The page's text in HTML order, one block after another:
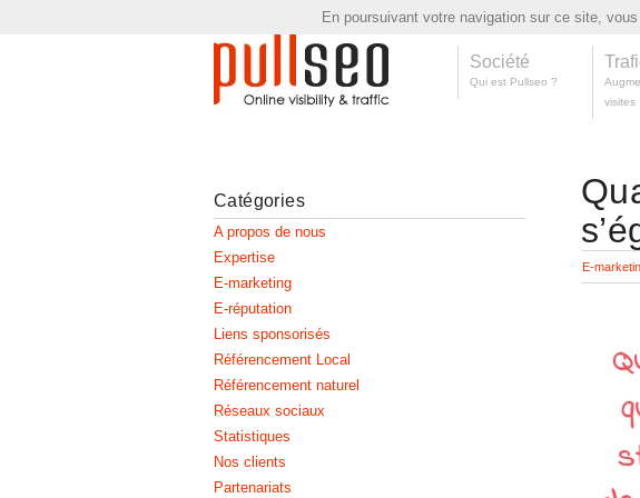
Société
Qui est Pullseo ?
visites
E-
Catégories
A propos de nous
Expertise
E-marketing
E-réputation
Liens sponsorisés
Référencement Local
Référencement naturel
Réseaux sociaux
Statistiques
Nos clients
Partenariats
En poursuivant votre navigation sur ce site,